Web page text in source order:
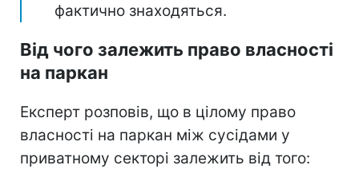
фактично знаходяться.
Від чого залежить право власності
на паркан
Експерт розповів, що в цілому право
власності на паркан між сусідами у
приватному секторі залежить від того: